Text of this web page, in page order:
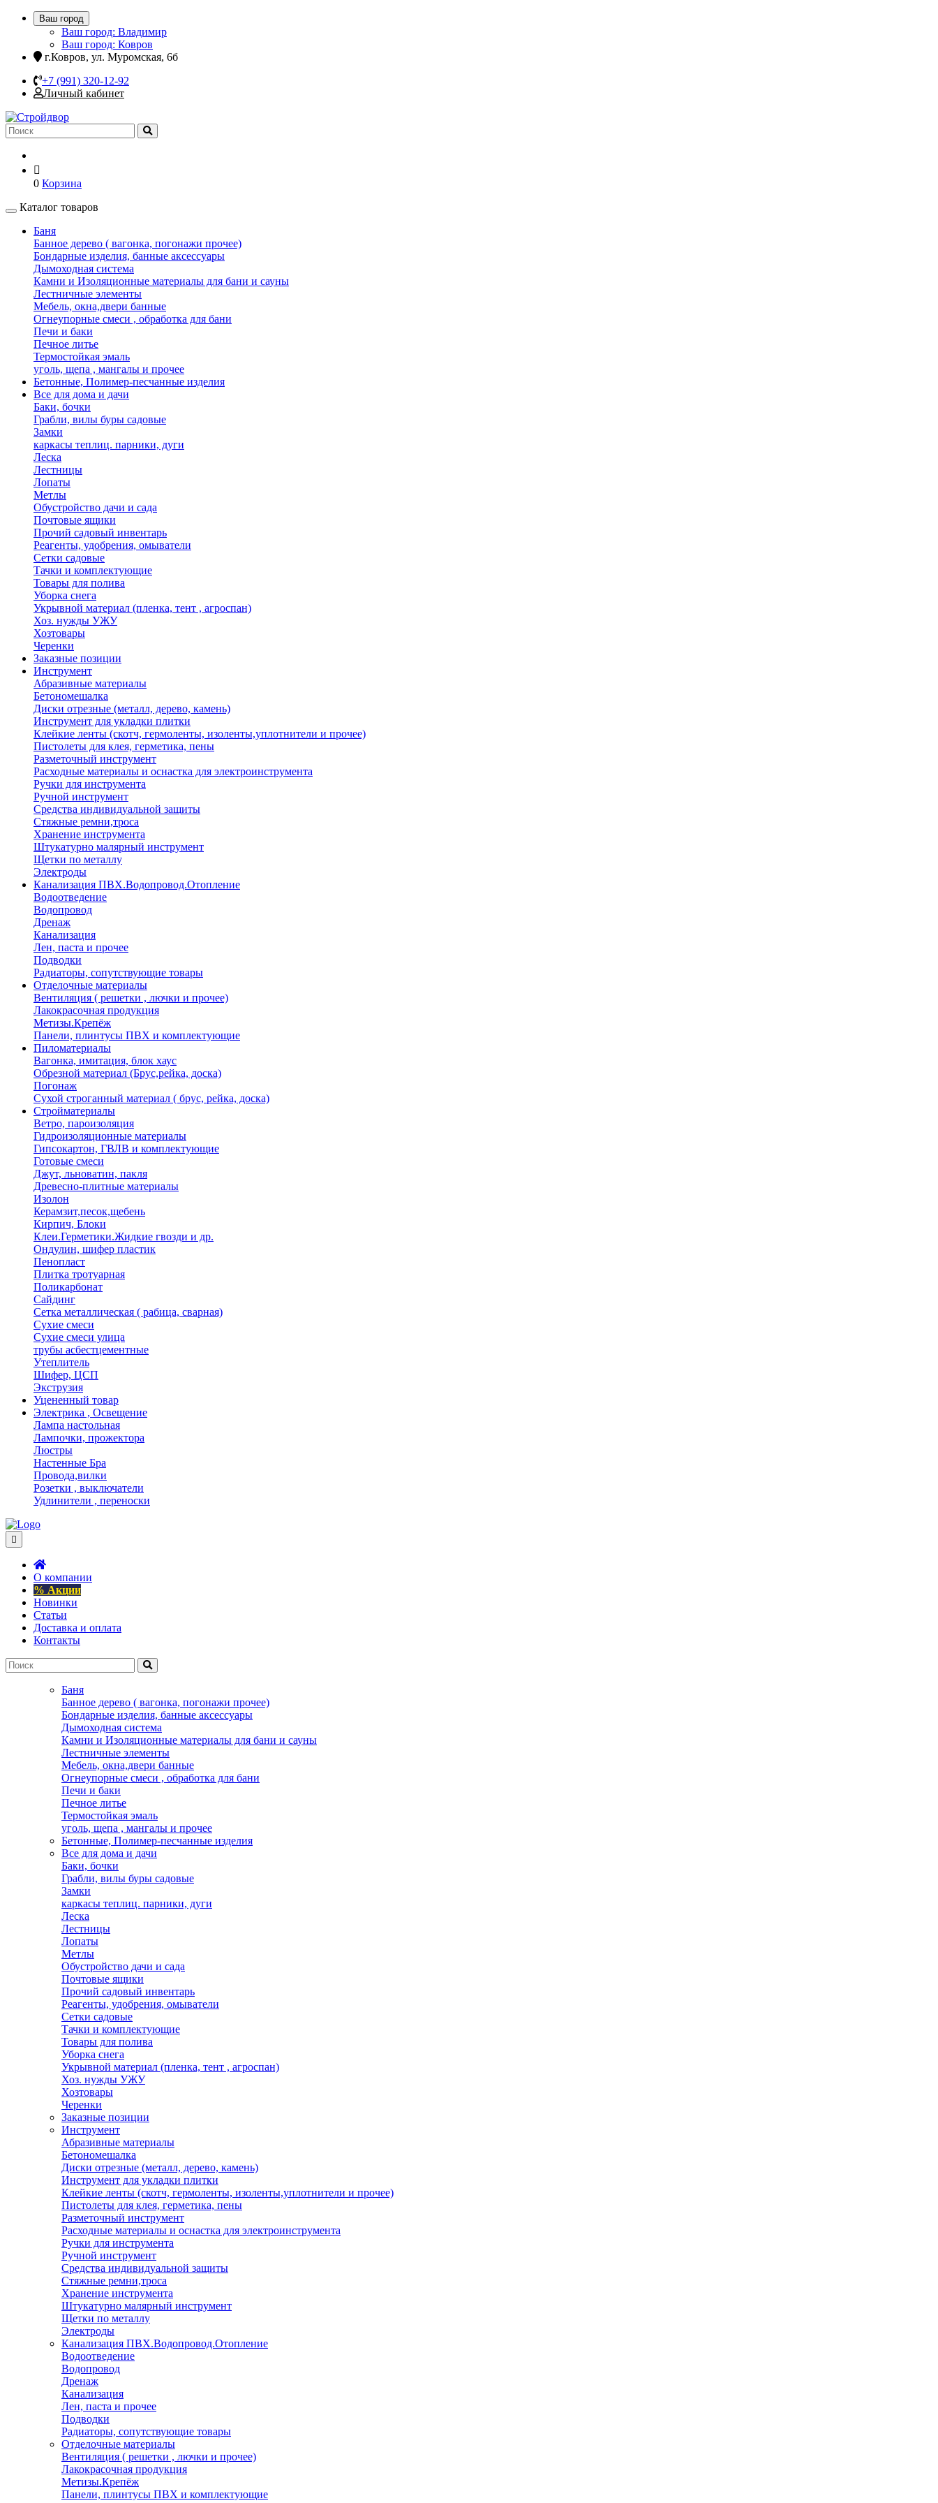
Ваш город
Ваш город: Владимир
Ваш город: Ковров
г.Ковров, ул. Муромская, 6б
+7 (991) 320-12-92
Личный кабинет
0 Корзина
Каталог товаров
Баня
Банное дерево ( вагонка, погонажи прочее)
Бондарные изделия, банные аксессуары
Дымоходная система
Камни и Изоляционные материалы для бани и сауны
Лестничные элементы
Мебель, окна,двери банные
Огнеупорные смеси , обработка для бани
Печи и баки
Печное литье
Термостойкая эмаль
уголь, щепа , мангалы и прочее
Бетонные, Полимер-песчанные изделия
Все для дома и дачи
Баки, бочки
Грабли, вилы буры садовые
Замки
каркасы теплиц. парники, дуги
Леска
Лестницы
Лопаты
Метлы
Обустройство дачи и сада
Почтовые ящики
Прочий садовый инвентарь
Реагенты, удобрения, омыватели
Сетки садовые
Тачки и комплектующие
Товары для полива
Уборка снега
Укрывной материал (пленка, тент , агроспан)
Хоз. нужды УЖУ
Хозтовары
Черенки
Заказные позиции
Инструмент
Абразивные материалы
Бетономешалка
Диски отрезные (металл, дерево, камень)
Инструмент для укладки плитки
Клейкие ленты (скотч, гермоленты, изоленты,уплотнители и прочее)
Пистолеты для клея, герметика, пены
Разметочный инструмент
Расходные материалы и оснастка для электроинструмента
Ручки для инструмента
Ручной инструмент
Средства индивидуальной защиты
Стяжные ремни,троса
Хранение инструмента
Штукатурно малярный инструмент
Щетки по металлу
Электроды
Канализация ПВХ.Водопровод.Отопление
Водоотведение
Водопровод
Дренаж
Канализация
Лен, паста и прочее
Подводки
Радиаторы, сопутствующие товары
Отделочные материалы
Вентиляция ( решетки , лючки и прочее)
Лакокрасочная продукция
Метизы.Крепёж
Панели, плинтусы ПВХ и комплектующие
Пиломатериалы
Вагонка, имитация, блок хаус
Обрезной материал (Брус,рейка, доска)
Погонаж
Сухой строганный материал ( брус, рейка, доска)
Стройматериалы
Ветро, пароизоляция
Гидроизоляционные материалы
Гипсокартон, ГВЛВ и комплектующие
Готовые смеси
Джут, льноватин, пакля
Древесно-плитные материалы
Изолон
Керамзит,песок,щебень
Кирпич, Блоки
Клеи.Герметики.Жидкие гвозди и др.
Ондулин, шифер пластик
Пенопласт
Плитка тротуарная
Поликарбонат
Сайдинг
Сетка металлическая ( рабица, сварная)
Сухие смеси
Сухие смеси улица
трубы асбестцементные
Утеплитель
Шифер, ЦСП
Экструзия
Уцененный товар
Электрика , Освещение
Лампа настольная
Лампочки, прожектора
Люстры
Настенные Бра
Провода,вилки
Розетки , выключатели
Удлинители , переноски
О компании
% Акции
Новинки
Статьи
Доставка и оплата
Контакты
Баня
Банное дерево ( вагонка, погонажи прочее)
Бондарные изделия, банные аксессуары
Дымоходная система
Камни и Изоляционные материалы для бани и сауны
Лестничные элементы
Мебель, окна,двери банные
Огнеупорные смеси , обработка для бани
Печи и баки
Печное литье
Термостойкая эмаль
уголь, щепа , мангалы и прочее
Бетонные, Полимер-песчанные изделия
Все для дома и дачи
Баки, бочки
Грабли, вилы буры садовые
Замки
каркасы теплиц. парники, дуги
Леска
Лестницы
Лопаты
Метлы
Обустройство дачи и сада
Почтовые ящики
Прочий садовый инвентарь
Реагенты, удобрения, омыватели
Сетки садовые
Тачки и комплектующие
Товары для полива
Уборка снега
Укрывной материал (пленка, тент , агроспан)
Хоз. нужды УЖУ
Хозтовары
Черенки
Заказные позиции
Инструмент
Абразивные материалы
Бетономешалка
Диски отрезные (металл, дерево, камень)
Инструмент для укладки плитки
Клейкие ленты (скотч, гермоленты, изоленты,уплотнители и прочее)
Пистолеты для клея, герметика, пены
Разметочный инструмент
Расходные материалы и оснастка для электроинструмента
Ручки для инструмента
Ручной инструмент
Средства индивидуальной защиты
Стяжные ремни,троса
Хранение инструмента
Штукатурно малярный инструмент
Щетки по металлу
Электроды
Канализация ПВХ.Водопровод.Отопление
Водоотведение
Водопровод
Дренаж
Канализация
Лен, паста и прочее
Подводки
Радиаторы, сопутствующие товары
Отделочные материалы
Вентиляция ( решетки , лючки и прочее)
Лакокрасочная продукция
Метизы.Крепёж
Панели, плинтусы ПВХ и комплектующие